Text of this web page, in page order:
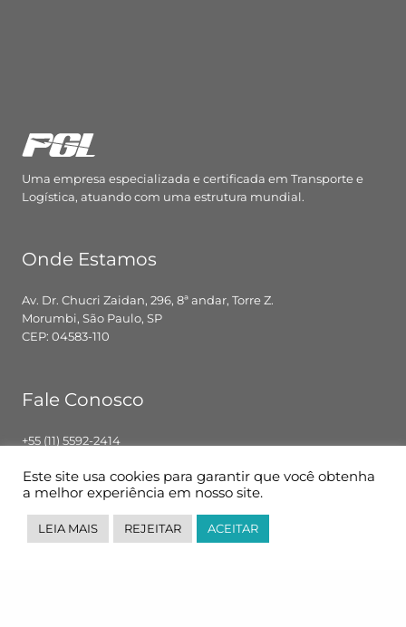
Uma empresa especializada e certificada em Transporte e
Logística, atuando com uma estrutura mundial.
Onde Estamos
Av. Dr. Chucri Zaidan, 296, 8ª andar, Torre Z.
Morumbi, São Paulo, SP
CEP: 04583-110
Fale Conosco
+55 (11) 5592-2414
Segunda – Sexta: 8h00 – 18h00
Siga-nos
Este site usa cookies para garantir que você obtenha
a melhor experiência em nosso site.
LEIA MAIS REJEITAR ACEITAR